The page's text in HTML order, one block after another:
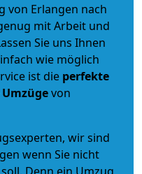
von Erlangen nach
mit Arbeit und
Sie uns Ihnen
wie möglich
ist die perfekte
von
wir sind
wenn Sie nicht